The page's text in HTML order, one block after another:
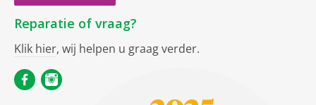
Reparatie of vraag?
Klik hier, wij helpen u graag verder.